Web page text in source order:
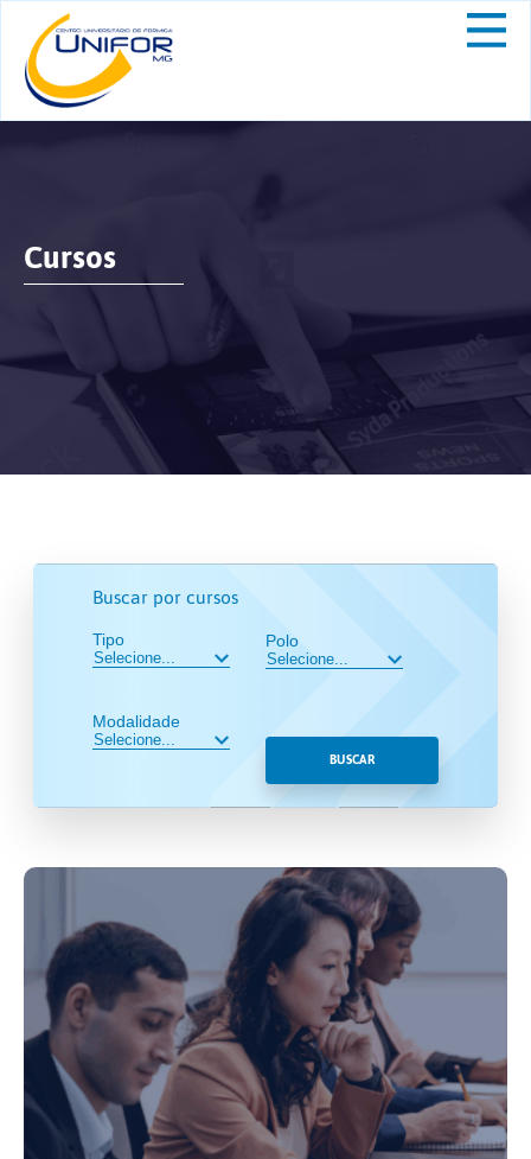
Cursos
Buscar por cursos
Tipo
Modalidade
Polo
BUSCAR